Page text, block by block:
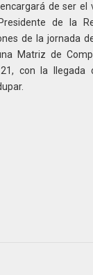
de ser el
de la
de la jornada
Matriz de
con la llegada